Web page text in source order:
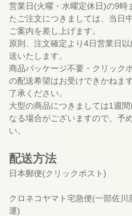
営業日(火曜・水曜定休日)の9時
たご注文につきましては、当日
ご案内を差し上げます。
原則、注文確定より4日営業日
送いたします。
商品パッケージ不要・クリック
の配送希望はお受けできかねま
了承ください。
大型の商品につきましては1週間
なる場合がございますので、予
い。
配送方法
日本郵便(クリックポスト)
クロネコヤマト宅急便(一部佐川
運)